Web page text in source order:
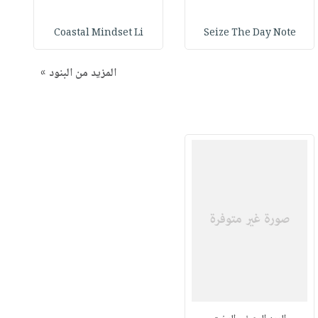
Seize The Day Note
Coastal Mindset Li
المزيد من البنود »